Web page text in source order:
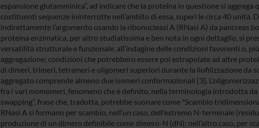
espansione glutamminica”, ad indicare che la proteina in questione si
costituenti sequenze ininterrotte nell’ambito di essa, superi le circa 40 unità.
indirettamente l’argomento usando la ribonucleasi A (RNasi A) da pancreas
proteina enzimatica, per altro studiatissima e ben nota in ogni dettaglio, si
versatilità strutturale e funzionale, all’indagine delle condizioni favorenti o,
aggregazione; condizioni che potrebbero essere poi estrapolate ad altre
di dimeri, trimeri, tetrameri e oligomeri superiori durante la liofilizzazione da
aggregato comprende almeno due isomeri conformazionali [3].
fra i vari momomeri, fenomeno che è definito, nella terminologia introdotta
swapping”, frase che, tradotta, potrebbe suonare come "Scambio
RNasi A si formano per scambio, nell’un caso, dell'estremo N-terminale
produzione di un dimero definibile come dimero-N (dN); nell’altro caso, per